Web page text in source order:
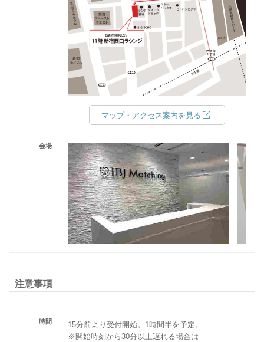
マップ・アクセス案内を見る
会場
注意事項
時間
15分前より受付開始。1時間半を予定。
※開始時刻から30分以上遅れる場合は